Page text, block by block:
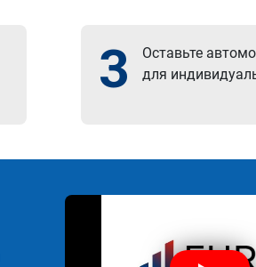
3
Оставьте
для